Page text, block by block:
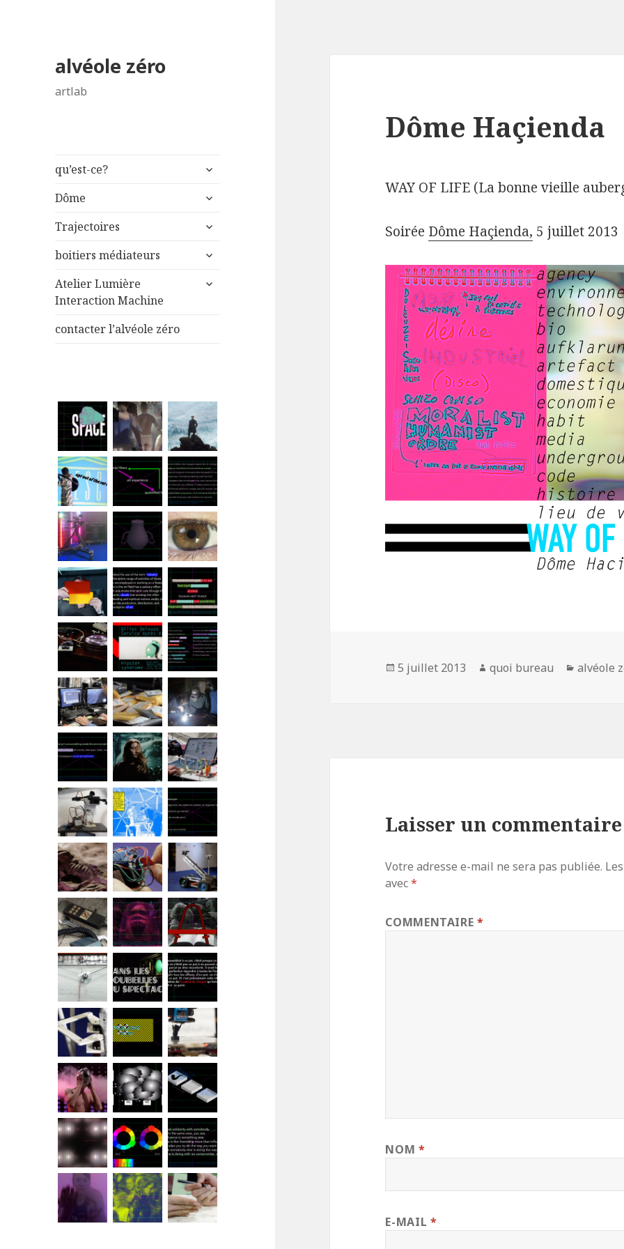
alvéole zéro
artlab
qu’est-ce?
ouvrir
sous-
Dôme
ouvrir
sous-
Trajectoires
ouvrir
sous-
boitiers médiateurs
ouvrir
sous-
Atelier Lumière
Interaction Machine
ouvrir
contacter l’alvéole zéro
Dôme Haçienda
WAY OF LIFE (La bonne vieille
Soirée Dôme Haçienda, 5 juillet 2013
Publié
5 juillet 2013 Auteur
quoi bureau alvéole
Laisser un commentaire
Votre adresse e-mail ne sera pas publiée.
avec*
COMMENTAIRE*
NOM *
E-MAIL *